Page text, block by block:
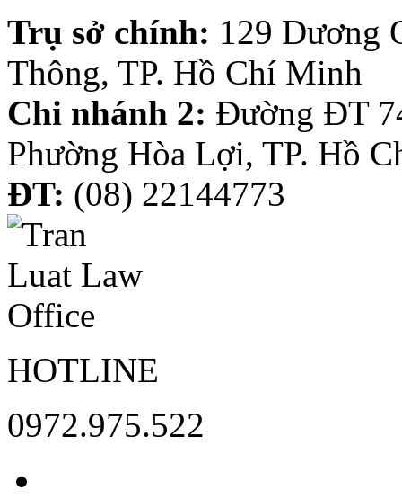
Trụ sở chính: 129 Dương
Thông, TP. Hồ Chí Minh
Chi nhánh 2: Đường ĐT
Phường Hòa Lợi, TP. Hồ
ĐT: (08) 22144773
HOTLINE
0972.975.522